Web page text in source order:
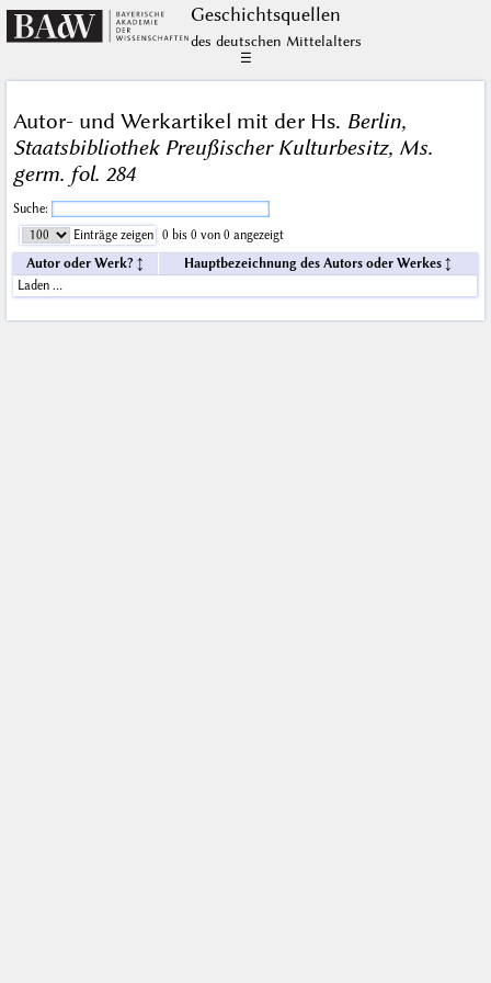
Geschichts­quellen
des deutschen Mittelalters
☰
Autor- und Werkartikel mit der Hs. Berlin,
Staatsbibliothek Preußischer Kulturbesitz, Ms.
germ. fol. 284
Suche:
Einträge zeigen
0 bis 0 von 0 angezeigt
Autor oder Werk?
Hauptbezeichnung des Autors oder Werkes
Laden …